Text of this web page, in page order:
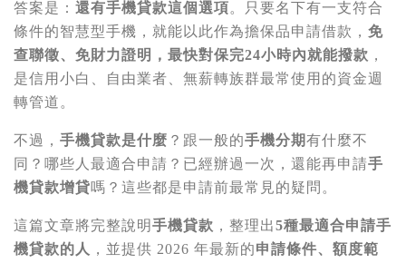
答案是： 還有手機貸款這個選項。只要名下有一支符合
條件的智慧型手機，就能以此作為擔保品申請借款， 免
查聯徵、免財力證明，最快對保完24小時內就能撥款 ，
是信用小白、自由業者、無薪轉族群最常使用的資金週
轉管道。
不過， 手機貸款是什麼 ？跟一般的手機分期有什麼不
同？哪些人最適合申請？已經辦過一次，還能再申請手
機貸款增貸嗎？這些都是申請前最常見的疑問。
這篇文章將完整說明手機貸款 ，整理出5種最適合申請手
機貸款的人 ，並提供 2026 年最新的申請條件、額度範